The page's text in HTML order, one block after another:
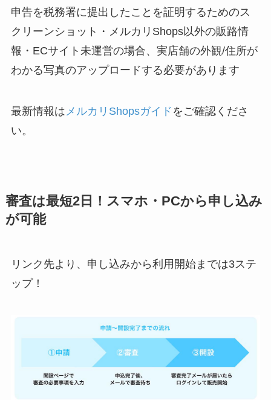
申告を税務署に提出したことを証明するためのス
クリーンショット・メルカリShops以外の販路情
報・ECサイト未運営の場合、実店舗の外観/住所が
わかる写真のアップロードする必要があります
最新情報はメルカリShopsガイド をご確認くださ
い。
審査は最短2日！スマホ・PCから申し込み
が可能
リンク先より、申し込みから利用開始までは3ステ
ップ！